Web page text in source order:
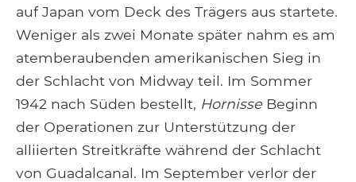
auf Japan vom Deck des Trägers aus startete.
Weniger als zwei Monate später nahm es am
atemberaubenden amerikanischen Sieg in
der Schlacht von Midway teil. Im Sommer
1942 nach Süden bestellt, Hornisse Beginn
der Operationen zur Unterstützung der
alliierten Streitkräfte während der Schlacht
von Guadalcanal. Im September verlor der